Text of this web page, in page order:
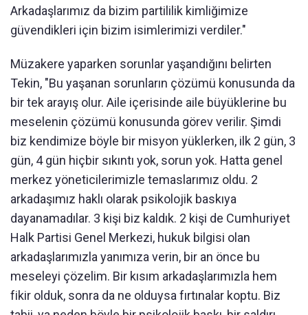
Arkadaşlarımız da bizim partililik kimliğimize
güvendikleri için bizim isimlerimizi verdiler."
Müzakere yaparken sorunlar yaşandığını belirten
Tekin, "Bu yaşanan sorunların çözümü konusunda da
bir tek arayış olur. Aile içerisinde aile büyüklerine bu
meselenin çözümü konusunda görev verilir. Şimdi
biz kendimize böyle bir misyon yüklerken, ilk 2 gün, 3
gün, 4 gün hiçbir sıkıntı yok, sorun yok. Hatta genel
merkez yöneticilerimizle temaslarımız oldu. 2
arkadaşımız haklı olarak psikolojik baskıya
dayanamadılar. 3 kişi biz kaldık. 2 kişi de Cumhuriyet
Halk Partisi Genel Merkezi, hukuk bilgisi olan
arkadaşlarımızla yanımıza verin, bir an önce bu
meseleyi çözelim. Bir kısım arkadaşlarımızla hem
fikir olduk, sonra da ne olduysa fırtınalar koptu. Biz